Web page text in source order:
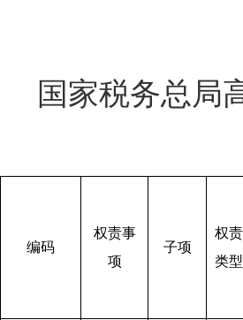
国家税务总局
编码
权责事
项
子项
权责
类型